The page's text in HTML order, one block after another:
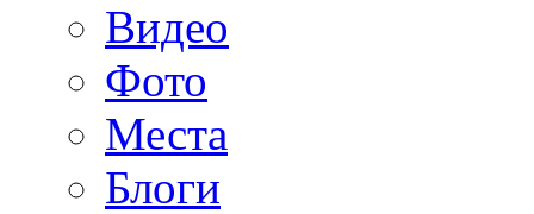
Видео
Фото
Места
Блоги